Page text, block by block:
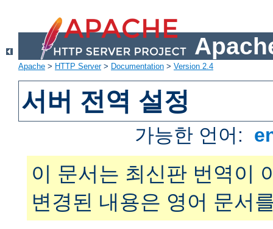
Apache > HTTP Server> Documentation > Version 2.4
서버 전역 설정
가능한 언어:
이 문서는 최신판 번역이
변경된 내용은 영어 문서